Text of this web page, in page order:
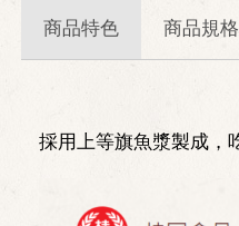
商品特色 商品規格
採用上等旗魚漿製成，